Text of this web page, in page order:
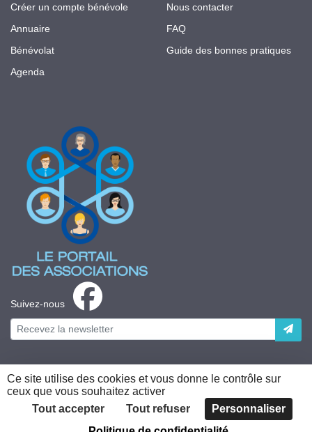
Suivez-nous
Créer un compte bénévole
Annuaire
Bénévolat
Agenda
Nous contacter
FAQ
Guide des bonnes pratiques
Plateforme développée en France par
Ce site utilise des cookies et vous donne le contrôle sur
ceux que vous souhaitez activer
Tout accepter
Tout refuser
Personnaliser